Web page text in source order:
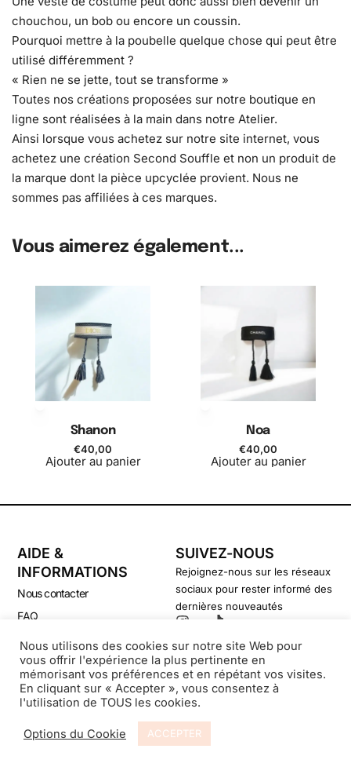
chouchou, un bob ou encore un coussin.
Pourquoi mettre à la poubelle quelque chose qui peut être
utilisé différemment ?
« Rien ne se jette, tout se transforme »
Toutes nos créations proposées sur notre boutique en
ligne sont réalisées à la main dans notre Atelier.
Ainsi lorsque vous achetez sur notre site internet, vous
achetez une création Second Souffle et non un produit de
la marque dont la pièce upcyclée provient. Nous ne
sommes pas affiliées à ces marques.
Vous aimerez également...
Shanon
€40,00
Ajouter au panier
Noa
€40,00
Ajouter au panier
AIDE &
INFORMATIONS
Nous contacter
FAQ
CGV
Politique de confidentialité
SUIVEZ-NOUS
Rejoignez-nous sur les réseaux
sociaux pour rester informé des
dernières nouveautés
Nous utilisons des cookies sur notre site Web pour
vous offrir l'expérience la plus pertinente en
mémorisant vos préférences et en répétant vos visites.
En cliquant sur « Accepter », vous consentez à
l'utilisation de TOUS les cookies.
Options du Cookie ACCEPTER